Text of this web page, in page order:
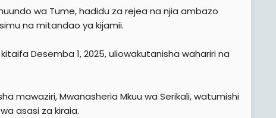
wa Tume, hadidu za rejea na njia ambazo
na mitandao ya kijamii.
Desemba 1, 2025, uliowakutanisha wahariri na
mawaziri, Mwanasheria Mkuu wa Serikali, watumishi
asasi za kiraia.